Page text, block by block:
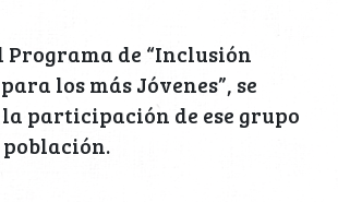
Programa de “Inclusión
los más Jóvenes”, se
participación de ese grupo